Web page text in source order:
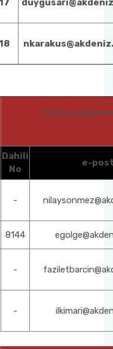
Child
Dahili
No
e-
-
8144
-
-